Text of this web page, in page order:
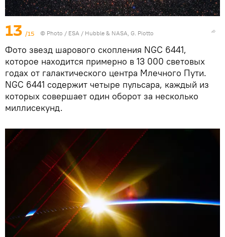
13 /15 © Photo / ESA / Hubble & NASA, G. Piotto
Фото звезд шарового скопления NGC 6441,
которое находится примерно в 13 000 световых
годах от галактического центра Млечного Пути.
NGC 6441 содержит четыре пульсара, каждый из
которых совершает один оборот за несколько
миллисекунд.